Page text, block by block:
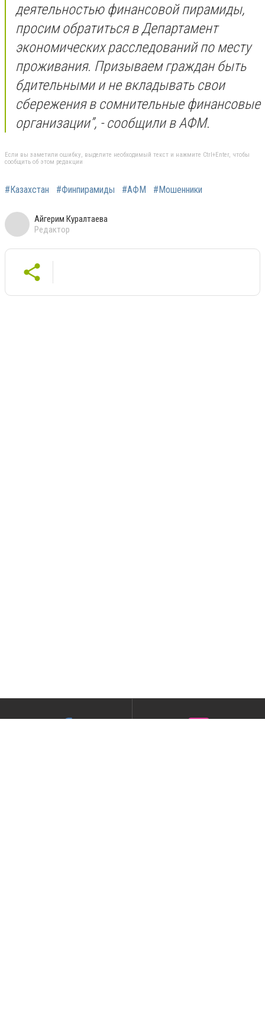
деятельностью финансовой пирамиды,
просим обратиться в Департамент
экономических расследований по месту
проживания. Призываем граждан быть
бдительными и не вкладывать свои
сбережения в сомнительные финансовые
организации”, - сообщили в АФМ.
Если вы заметили ошибку, выделите необходимый текст и нажмите Ctrl+Enter, чтобы
сообщить об этом редакции
#Казахстан #Финпирамиды #АФМ #Мошенники
Айгерим Куралтаева
Редактор